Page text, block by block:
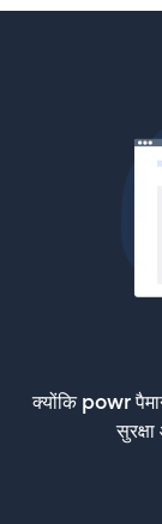
क्योंकि powr